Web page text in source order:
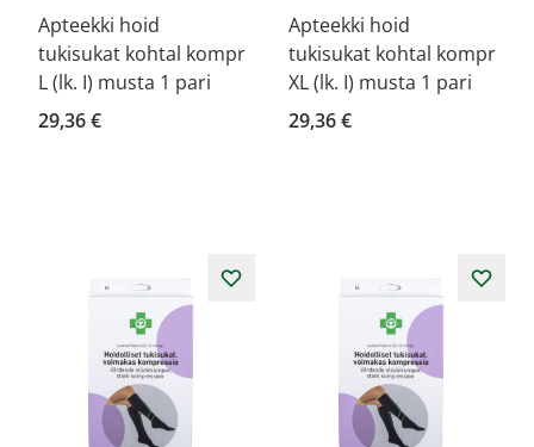
Apteekki hoid
tukisukat kohtal kompr
L (lk. I) musta 1 pari
29,36 €
Apteekki hoid
tukisukat kohtal kompr
XL (lk. I) musta 1 pari
29,36 €